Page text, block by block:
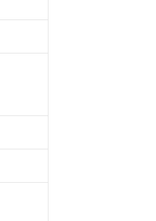
、当社および当社の共同利用者
囲で利用することをご了承くだ
共同利用者の範囲」に記載されて
証明するものではありません。
の期間は出荷製品に未対応品が
ない限り、2022年1月12日よ